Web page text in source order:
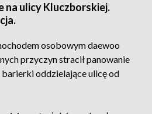
na ulicy Kluczborskiej.
osobowym daewoo
przyczyn stracił panowanie
barierki oddzielające ulicę od